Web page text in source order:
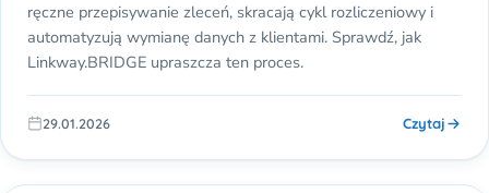
ręczne przepisywanie zleceń, skracają cykl rozliczeniowy i
automatyzują wymianę danych z klientami. Sprawdź, jak
Linkway.BRIDGE upraszcza ten proces.
29.01.2026 Czytaj